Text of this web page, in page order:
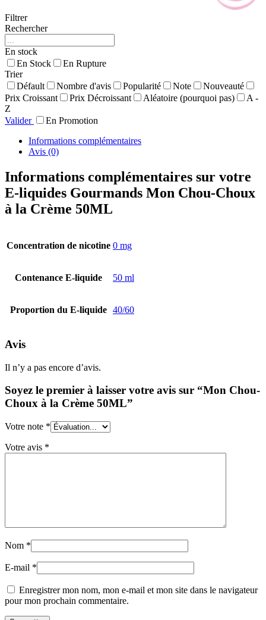
Filtrer
Rechercher
En stock
En Stock
En Rupture
Trier
Défault
Nombre d'avis Popularité Note
Nouveauté
Prix Croissant
Prix Décroissant Aléatoire (pourquoi pas)
A -
Z
Valider
En Promotion
Informations complémentaires
Avis (0)
Informations complémentaires sur votre
E-liquides Gourmands Mon Chou-Choux
à la Crème 50ML
Concentration de nicotine 0 mg
Contenance E-liquide 50 ml
Proportion du E-liquide 40/60
Avis
Il n’y a pas encore d’avis.
Soyez le premier à laisser votre avis sur “Mon Chou-
Choux à la Crème 50ML”
Votre note *
Votre avis *
Nom *
E-mail *
Enregistrer mon nom, mon e-mail et mon site dans le navigateur
pour mon prochain commentaire.